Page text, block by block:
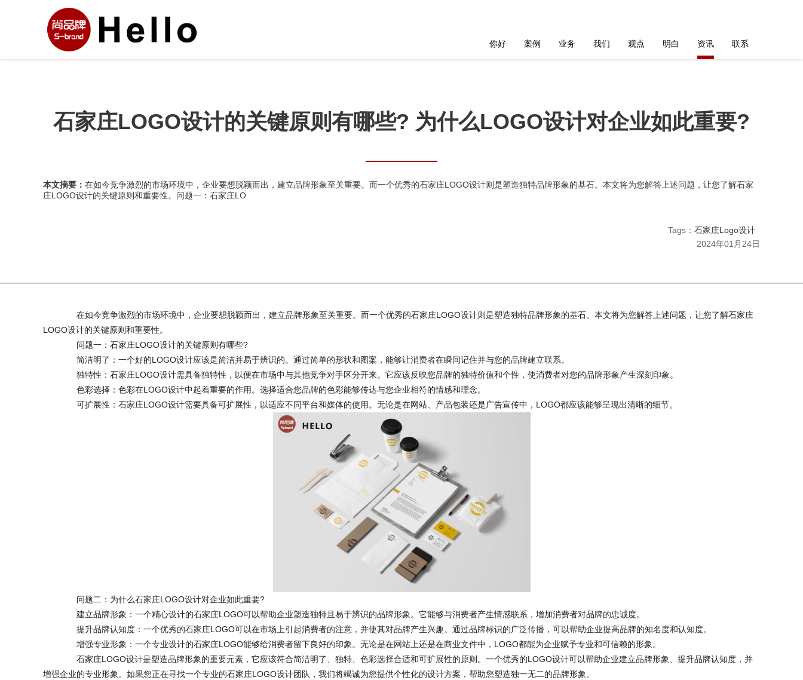
你好 案例 业务 我们 观点 明白 资讯 联系
石家庄LOGO设计的关键原则有哪些? 为什么LOGO设计对企业如此重要?
本文摘要： 在如今竞争激烈的市场环境中，企业要想脱颖而出，建立品牌形象至关重要。而一个优秀的石家庄LOGO设计则是塑造独特品牌形象的基石。本文将为您解答上述问题，让您了解石家
庄LOGO设计的关键原则和重要性。问题一：石家庄LO
Tags： 石家庄Logo设计
2024年01月24日
在如今竞争激烈的市场环境中，企业要想脱颖而出，建立品牌形象至关重要。而一个优秀的石家庄LOGO设计则是塑造独特品牌形象的基石。本文将为您解答上述问题，让您了解石家庄
LOGO设计的关键原则和重要性。
问题一：石家庄LOGO设计的关键原则有哪些?
简洁明了：一个好的LOGO设计应该是简洁并易于辨识的。通过简单的形状和图案，能够让消费者在瞬间记住并与您的品牌建立联系。
独特性：石家庄LOGO设计需具备独特性，以便在市场中与其他竞争对手区分开来。它应该反映您品牌的独特价值和个性，使消费者对您的品牌形象产生深刻印象。
色彩选择：色彩在LOGO设计中起着重要的作用。选择适合您品牌的色彩能够传达与您企业相符的情感和理念。
可扩展性：石家庄LOGO设计需要具备可扩展性，以适应不同平台和媒体的使用。无论是在网站、产品包装还是广告宣传中，LOGO都应该能够呈现出清晰的细节。
问题二：为什么石家庄LOGO设计对企业如此重要?
建立品牌形象：一个精心设计的石家庄LOGO可以帮助企业塑造独特且易于辨识的品牌形象。它能够与消费者产生情感联系，增加消费者对品牌的忠诚度。
提升品牌认知度：一个优秀的石家庄LOGO可以在市场上引起消费者的注意，并使其对品牌产生兴趣。通过品牌标识的广泛传播，可以帮助企业提高品牌的知名度和认知度。
增强专业形象：一个专业设计的石家庄LOGO能够给消费者留下良好的印象。无论是在网站上还是在商业文件中，LOGO都能为企业赋予专业和可信赖的形象。
石家庄LOGO设计是塑造品牌形象的重要元素，它应该符合简洁明了、独特、色彩选择合适和可扩展性的原则。一个优秀的LOGO设计可以帮助企业建立品牌形象、提升品牌认知度，并
增强企业的专业形象。如果您正在寻找一个专业的石家庄LOGO设计团队，我们将竭诚为您提供个性化的设计方案，帮助您塑造独一无二的品牌形象。